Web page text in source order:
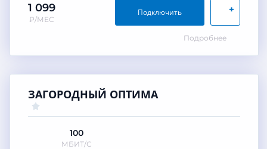
1 099
₽/МЕС
+
Подключить
Подробнее
ЗАГОРОДНЫЙ ОПТИМА
100
МБИТ/С